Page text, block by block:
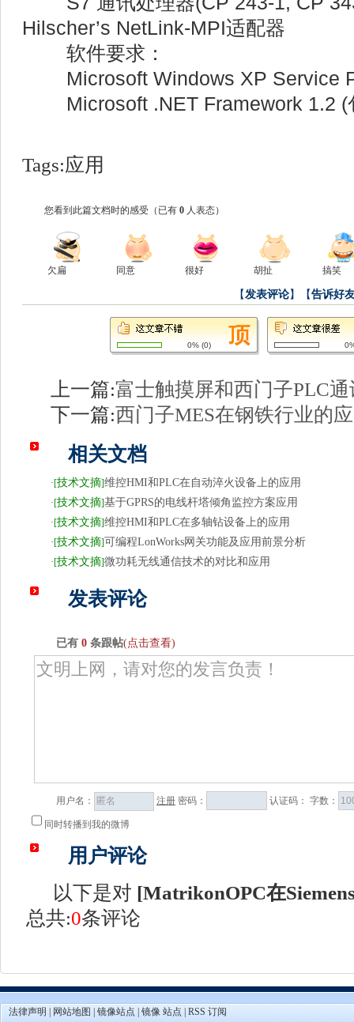
Hilscher’s NetLink-MPI适配器
软件要求：
Microsoft Windows XP Service
Microsoft .NET Framework 1.2 (
Tags:应用
您看到此篇文档时的感受 （已有 0 人表态）
欠扁 同意 很好 胡扯 搞笑
【发表评论】【告诉好
0% (0)
上一篇:富士触摸屏和西门子PLC
下一篇:西门子MES在钢铁行业的
相关文档
·[技术文摘]维控HMI和PLC在自动淬火设备上的应用
·[技术文摘]基于GPRS的电线杆塔倾角监控方案应用
·[技术文摘]维控HMI和PLC在多轴钻设备上的应用
·[技术文摘]可编程LonWorks网关功能及应用前景分析
·[技术文摘]微功耗无线通信技术的对比和应用
发表评论
已有 0 条跟帖(点击查看)
用户名： 注册 密码： 认证码： 字数：
同时转播到我的微博
用户评论
以下是对 [MatrikonOPC在
总共:0条评论
法律声明 网站地图 镜像站点 镜像 站点
RSS 订阅